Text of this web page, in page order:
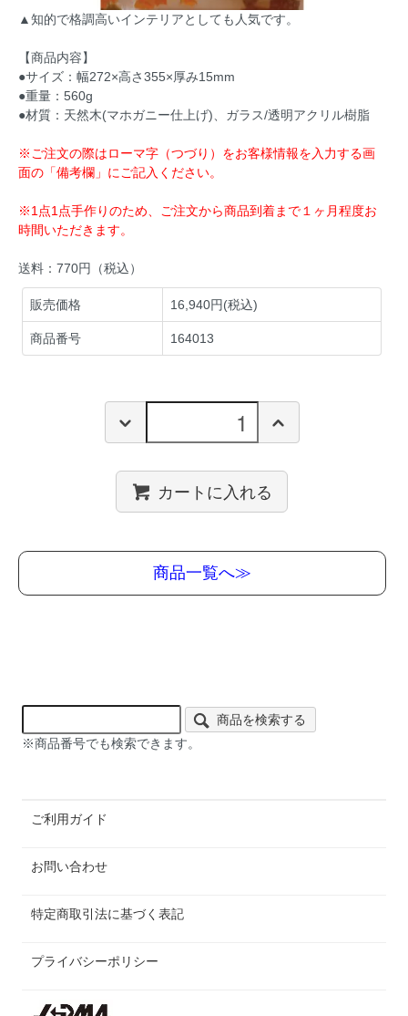
▲知的で格調高いインテリアとしても人気です。
【商品内容】
●サイズ：幅272×高さ355×厚み15mm
●重量：560g
●材質：天然木(マホガニー仕上げ)、ガラス/透明アクリル樹脂
※ご注文の際はローマ字（つづり）をお客様情報を入力する画
面の「備考欄」にご記入ください。
※1点1点手作りのため、ご注文から商品到着まで１ヶ月程度お
時間いただきます。
送料：770円（税込）
販売価格 16,940円(税込)
商品番号 164013
カートに入れる
商品一覧へ≫
商品を検索する
※商品番号でも検索できます。
ご利用ガイド
お問い合わせ
特定商取引法に基づく表記
プライバシーポリシー